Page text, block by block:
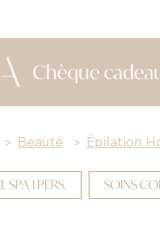
Chèque
> Beauté > Épilation
SPA 1 PERS. SOINS